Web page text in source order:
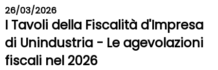
26/03/2026
I Tavoli della Fiscalità d'Impresa
di Unindustria - Le agevolazioni
fiscali nel 2026